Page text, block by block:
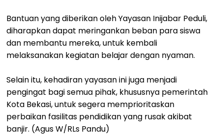
Bantuan yang diberikan oleh Yayasan Inijabar Peduli,
diharapkan dapat meringankan beban para siswa
dan membantu mereka, untuk kembali
melaksanakan kegiatan belajar dengan nyaman.
Selain itu, kehadiran yayasan ini juga menjadi
pengingat bagi semua pihak, khususnya pemerintah
Kota Bekasi, untuk segera memprioritaskan
perbaikan fasilitas pendidikan yang rusak akibat
banjir. (Agus W/RLs Pandu)